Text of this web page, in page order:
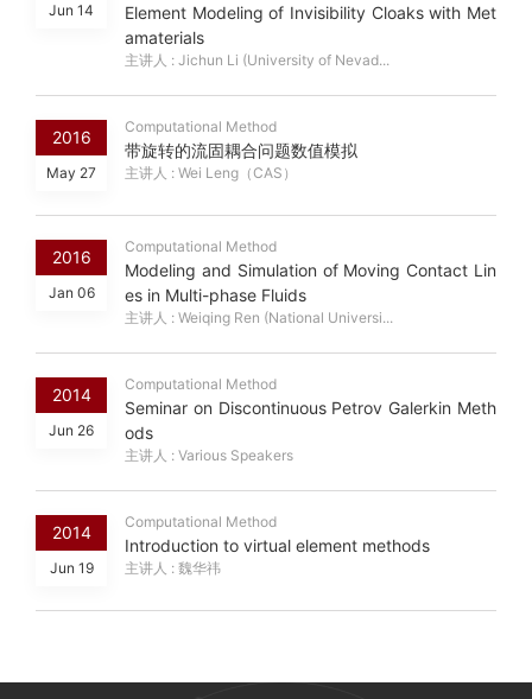
Jun 14
Element Modeling of Invisibility Cloaks with Met
amaterials
主讲人 : Jichun Li (University of Nevad...
2016
May 27
Computational Method
带旋转的流固耦合问题数值模拟
主讲人 : Wei Leng（CAS）
2016
Jan 06
Computational Method
Modeling and Simulation of Moving Contact Lin
es in Multi-phase Fluids
主讲人 : Weiqing Ren (National Universi...
2014
Jun 26
Computational Method
Seminar on Discontinuous Petrov Galerkin Meth
ods
主讲人 : Various Speakers
2014
Jun 19
Computational Method
Introduction to virtual element methods
主讲人 : 魏华祎